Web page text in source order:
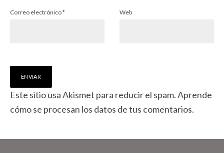
Correo electrónico* Web
Este sitio usa Akismet para reducir el spam.Aprende
cómo se procesan los datos de tus comentarios.